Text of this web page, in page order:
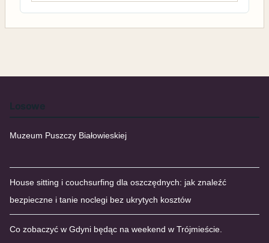
Losowe
Muzeum Puszczy Białowieskiej
House sitting i couchsurfing dla oszczędnych: jak znaleźć
bezpieczne i tanie noclegi bez ukrytych kosztów
Co zobaczyć w Gdyni będąc na weekend w Trójmieście.